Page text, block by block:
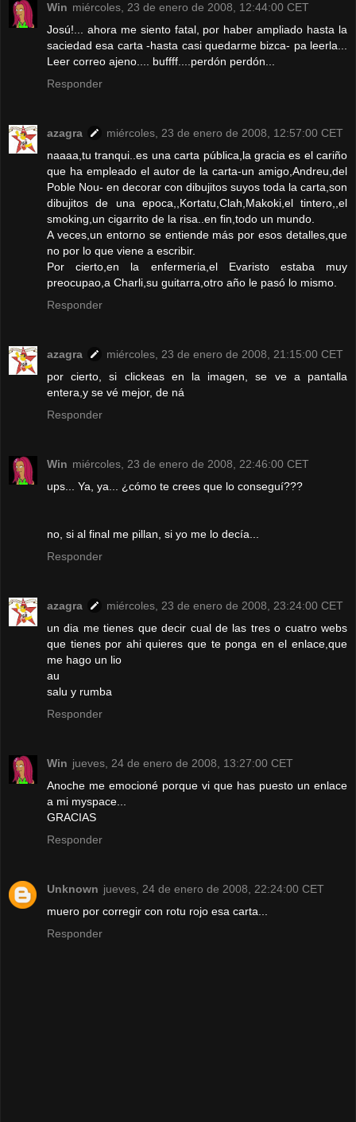
Win miércoles, 23 de enero de 2008, 12:44:00 CET
Josú!... ahora me siento fatal, por haber ampliado hasta la
saciedad esa carta -hasta casi quedarme bizca- pa leerla...
Leer correo ajeno.... buffff....perdón perdón...
Responder
azagra
miércoles, 23 de enero de 2008, 12:57:00 CET
naaaa,tu tranqui..es una carta pública,la gracia es el cariño
que ha empleado el autor de la carta-un amigo,Andreu,del
Poble Nou- en decorar con dibujitos suyos toda la carta,son
dibujitos de una epoca,,Kortatu,Clah,Makoki,el tintero,,el
smoking,un cigarrito de la risa..en fin,todo un mundo.
A veces,un entorno se entiende más por esos detalles,que
no por lo que viene a escribir.
Por cierto,en la enfermeria,el Evaristo estaba muy
preocupao,a Charli,su guitarra,otro año le pasó lo mismo.
Responder
azagra
miércoles, 23 de enero de 2008, 21:15:00 CET
por cierto, si clickeas en la imagen, se ve a pantalla
entera,y se vé mejor, de ná
Responder
Win miércoles, 23 de enero de 2008, 22:46:00 CET
ups... Ya, ya... ¿cómo te crees que lo conseguí???
no, si al final me pillan, si yo me lo decía...
Responder
azagra
miércoles, 23 de enero de 2008, 23:24:00 CET
un dia me tienes que decir cual de las tres o cuatro webs
que tienes por ahi quieres que te ponga en el enlace,que
me hago un lio
au
salu y rumba
Responder
Win jueves, 24 de enero de 2008, 13:27:00 CET
Anoche me emocioné porque vi que has puesto un enlace
a mi myspace...
GRACIAS
Responder
Unknown jueves, 24 de enero de 2008, 22:24:00 CET
muero por corregir con rotu rojo esa carta...
Responder